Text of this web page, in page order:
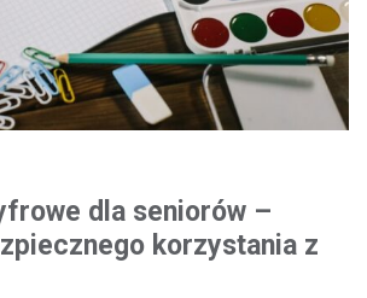
dla seniorów –
korzystania z